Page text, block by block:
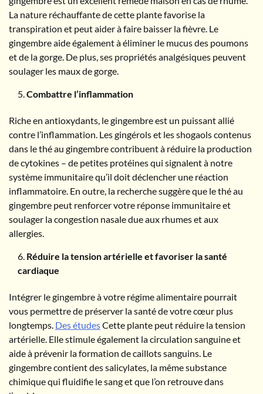
La nature réchauffante de cette plante favorise la
transpiration et peut aider à faire baisser la fièvre. Le
gingembre aide également à éliminer le mucus des poumons
et de la gorge. De plus, ses propriétés analgésiques peuvent
soulager les maux de gorge.
Combattre l’inflammation
Riche en antioxydants, le gingembre est un puissant allié
contre l’inflammation. Les gingérols et les shogaols contenus
dans le thé au gingembre contribuent à réduire la production
de cytokines – de petites protéines qui signalent à notre
système immunitaire qu’il doit déclencher une réaction
inflammatoire. En outre, la recherche suggère que le thé au
gingembre peut renforcer votre réponse immunitaire et
soulager la congestion nasale due aux rhumes et aux
allergies.
Réduire la tension artérielle et favoriser la santé
cardiaque
Intégrer le gingembre à votre régime alimentaire pourrait
vous permettre de préserver la santé de votre cœur plus
longtemps. Des étudesCette plante peut réduire la tension
artérielle. Elle stimule également la circulation sanguine et
aide à prévenir la formation de caillots sanguins. Le
gingembre contient des salicylates, la même substance
chimique qui fluidifie le sang et que l’on retrouve dans